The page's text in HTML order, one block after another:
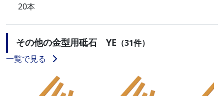
20本
その他の金型用砥石 YE （31件）
一覧で見る